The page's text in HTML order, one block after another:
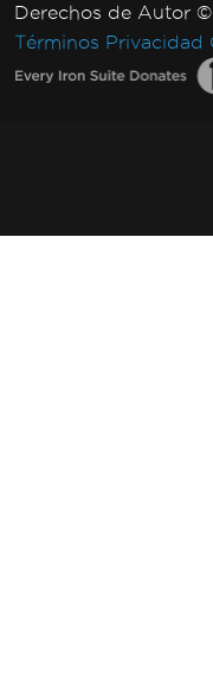
Derechos de Autor
Términos Privacidad